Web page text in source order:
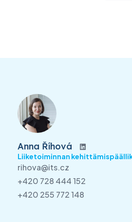
Anna Říhová
Liiketoiminnan
rihova@its.cz
+420 728 444 152
+420 255 772 148